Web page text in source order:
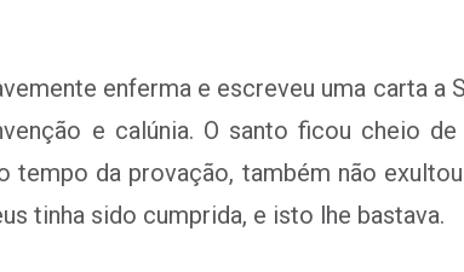
enferma e escreveu uma carta a
e calúnia. O santo ficou cheio
tempo da provação, também não
tinha sido cumprida, e isto lhe bastava.